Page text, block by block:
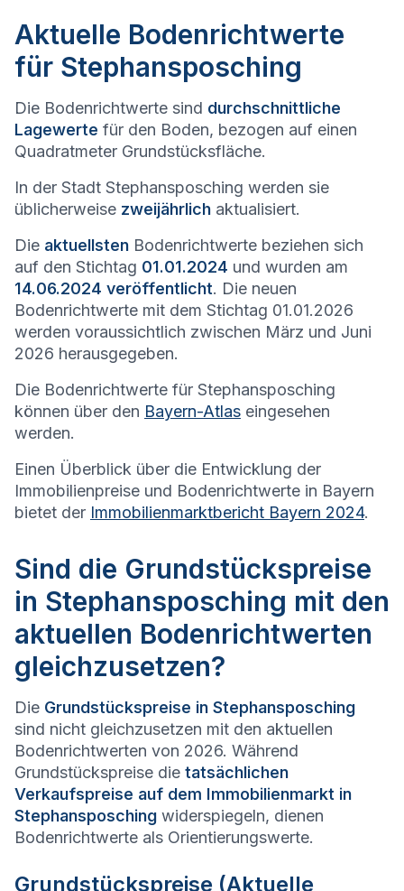
Aktuelle Bodenrichtwerte
für Stephansposching
Die Bodenrichtwerte sind durchschnittliche
Lagewerte für den Boden, bezogen auf einen
Quadratmeter Grundstücksfläche.
In der Stadt Stephansposching werden sie
üblicherweise zweijährlich aktualisiert.
Die aktuellsten Bodenrichtwerte beziehen sich
auf den Stichtag 01.01.2024 und wurden am
14.06.2024 veröffentlicht. Die neuen
Bodenrichtwerte mit dem Stichtag 01.01.2026
werden voraussichtlich zwischen März und Juni
2026 herausgegeben.
Die Bodenrichtwerte für Stephansposching
können über den Bayern-Atlas eingesehen
werden.
Einen Überblick über die Entwicklung der
Immobilienpreise und Bodenrichtwerte in Bayern
bietet der Immobilienmarktbericht Bayern 2024.
Sind die Grundstückspreise
in Stephansposching mit den
aktuellen Bodenrichtwerten
gleichzusetzen?
Die Grundstückspreise in Stephansposching
sind nicht gleichzusetzen mit den aktuellen
Bodenrichtwerten von 2026. Während
Grundstückspreise die tatsächlichen
Verkaufspreise auf dem Immobilienmarkt in
Stephansposching widerspiegeln, dienen
Bodenrichtwerte als Orientierungswerte.
Grundstückspreise (Aktuelle